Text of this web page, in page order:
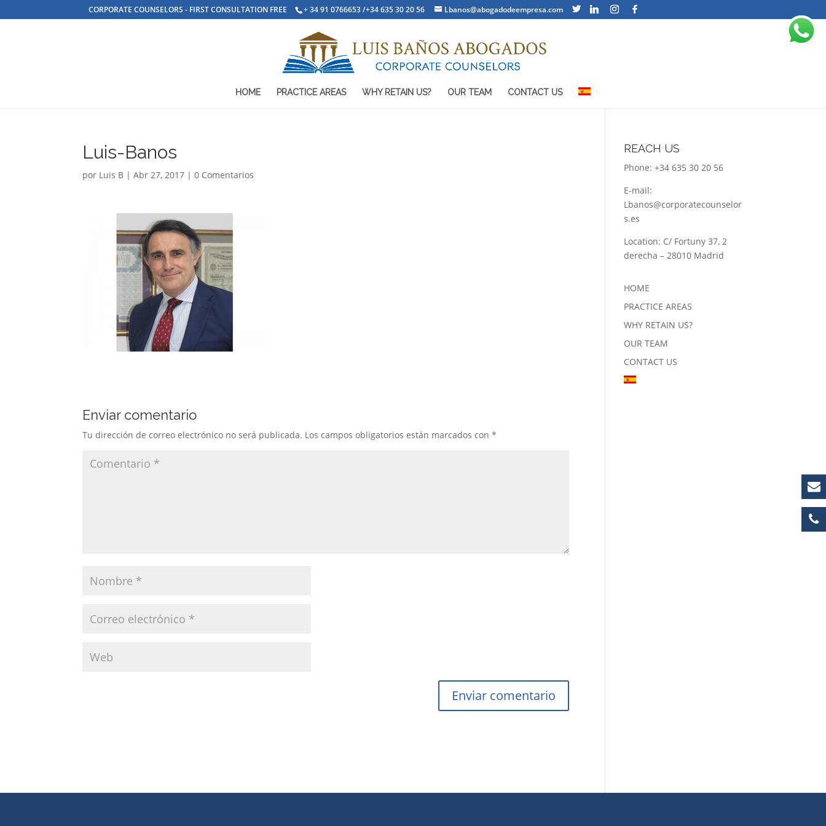
CORPORATE COUNSELORS - FIRST CONSULTATION FREE + 34 91 0766653 /+34 635 30 20 56 Lbanos@abogadodeempresa.com
HOME PRACTICE AREAS WHY RETAIN US? OUR TEAM CONTACT US
Luis-Banos
por Luis B |Abr 27, 2017 |0 Comentarios
Enviar comentario
Tu dirección de correo electrónico no será publicada. Los campos obligatorios están marcados con*
REACH US
Phone: +34 635 30 20 56
E-mail:
Lbanos@corporatecounselor
s.es
Location: C/ Fortuny 37, 2
derecha – 28010 Madrid
HOME
PRACTICE AREAS
WHY RETAIN US?
OUR TEAM
CONTACT US